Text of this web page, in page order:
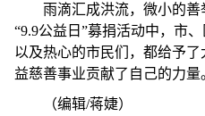
雨滴汇成洪流，微小的
“9.9公益日”募捐活动中，市
以及热心的市民们，都给予
益慈善事业贡献了自己的力量
（编辑/蒋婕）